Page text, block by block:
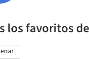
los favoritos